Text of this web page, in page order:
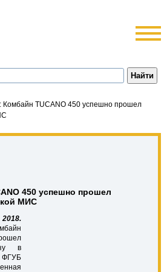
Комбайн TUCANO 450 успешно прошел
450 успешно прошел
МИС
в